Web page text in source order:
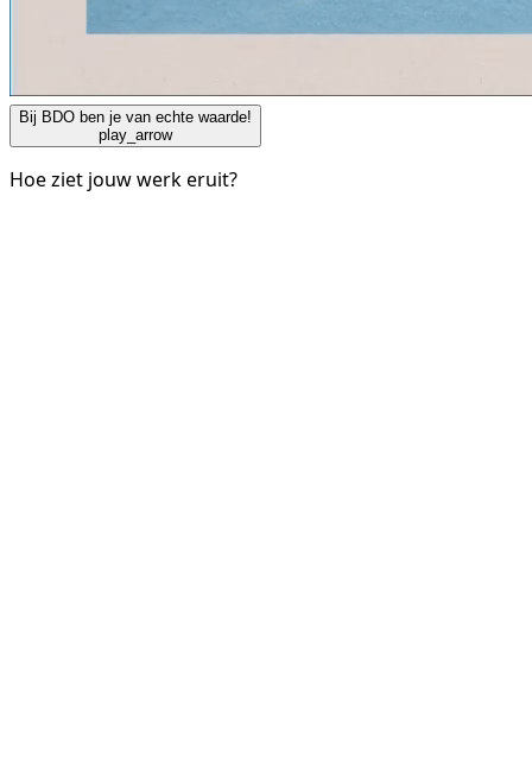
Bij BDO ben je van echte waarde!
play_arrow
Hoe ziet jouw werk eruit?